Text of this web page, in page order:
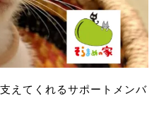
えてくれるサポートメンバ